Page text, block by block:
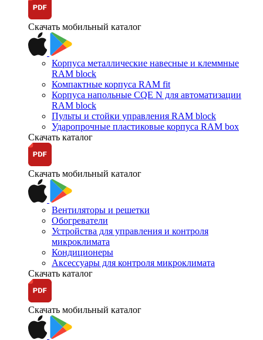
Скачать мобильный каталог
Корпуса металлические навесные и клеммные
RAM block
Компактные корпуса RAM fit
Корпуса напольные CQE N для автоматизации
RAM block
Пульты и стойки управления RAM block
Ударопрочные пластиковые корпуса RAM box
Скачать каталог
Скачать мобильный каталог
Вентиляторы и решетки
Обогреватели
Устройства для управления и контроля
микроклимата
Кондиционеры
Аксессуары для контроля микроклимата
Скачать каталог
Скачать мобильный каталог